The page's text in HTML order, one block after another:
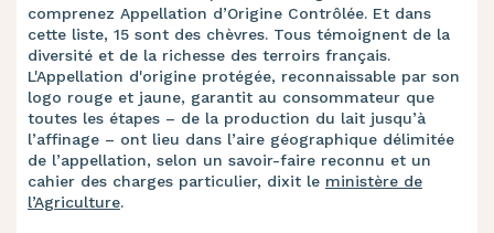
comprenez Appellation d’Origine Contrôlée. Et dans
cette liste, 15 sont des chèvres. Tous témoignent de la
diversité et de la richesse des terroirs français.
L'Appellation d'origine protégée, reconnaissable par son
logo rouge et jaune, garantit au consommateur que
toutes les étapes – de la production du lait jusqu’à
l’affinage – ont lieu dans l’aire géographique délimitée
de l’appellation, selon un savoir-faire reconnu et un
cahier des charges particulier, dixit le ministère de
l’Agriculture.